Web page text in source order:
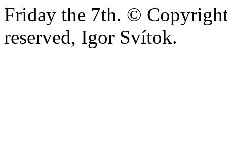
Friday the 7th. ©
reserved, Igor Svítok.